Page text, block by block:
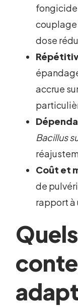
fongicide
couplage
dose
accrue
Bacillus
Coût et
de
rapport à